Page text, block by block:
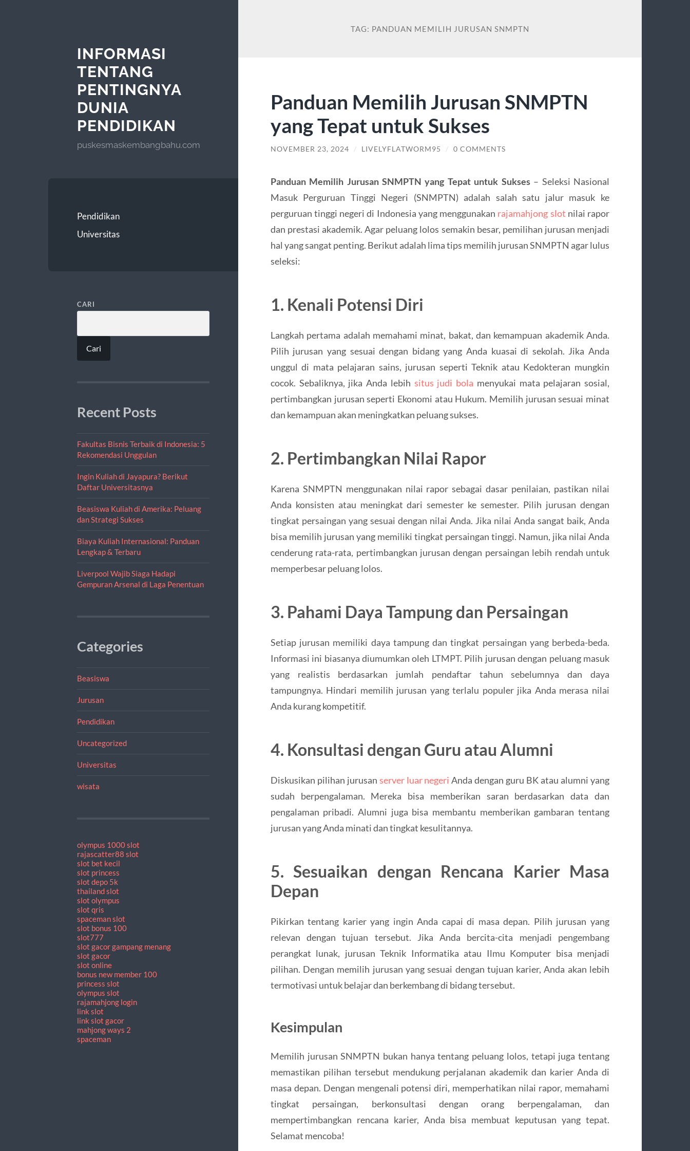
INFORMASI
TENTANG
PENTINGNYA
DUNIA
PENDIDIKAN
puskesmaskembangbahu.com
Pendidikan
Universitas
CARI
Cari
Recent Posts
Fakultas Bisnis Terbaik di Indonesia: 5
Rekomendasi Unggulan
Ingin Kuliah di Jayapura? Berikut
Daftar Universitasnya
Beasiswa Kuliah di Amerika: Peluang
dan Strategi Sukses
Biaya Kuliah Internasional: Panduan
Lengkap & Terbaru
Liverpool Wajib Siaga Hadapi
Gempuran Arsenal di Laga Penentuan
Categories
Beasiswa
Jurusan
Pendidikan
Uncategorized
Universitas
wisata
olympus 1000 slot
rajascatter88 slot
slot bet kecil
slot princess
slot depo 5k
thailand slot
slot olympus
slot qris
spaceman slot
slot bonus 100
slot777
slot gacor gampang menang
slot gacor
slot online
bonus new member 100
princess slot
olympus slot
rajamahjong login
link slot
link slot gacor
mahjong ways 2
spaceman
TAG: PANDUAN MEMILIH JURUSAN SNMPTN
Panduan Memilih Jurusan SNMPTN
yang Tepat untuk Sukses
NOVEMBER 23, 2024 / LIVELYFLATWORM95 / 0 COMMENTS
Panduan Memilih Jurusan SNMPTN yang Tepat untuk Sukses– Seleksi Nasional
Masuk Perguruan Tinggi Negeri (SNMPTN) adalah salah satu jalur masuk ke
perguruan tinggi negeri di Indonesia yang menggunakan rajamahjong slot nilai rapor
dan prestasi akademik. Agar peluang lolos semakin besar, pemilihan jurusan menjadi
hal yang sangat penting. Berikut adalah lima tips memilih jurusan SNMPTN agar lulus
seleksi:
1. Kenali Potensi Diri
Langkah pertama adalah memahami minat, bakat, dan kemampuan akademik Anda.
Pilih jurusan yang sesuai dengan bidang yang Anda kuasai di sekolah. Jika Anda
unggul di mata pelajaran sains, jurusan seperti Teknik atau Kedokteran mungkin
cocok. Sebaliknya, jika Anda lebih situs judi bola menyukai mata pelajaran sosial,
pertimbangkan jurusan seperti Ekonomi atau Hukum. Memilih jurusan sesuai minat
dan kemampuan akan meningkatkan peluang sukses.
2. Pertimbangkan Nilai Rapor
Karena SNMPTN menggunakan nilai rapor sebagai dasar penilaian, pastikan nilai
Anda konsisten atau meningkat dari semester ke semester. Pilih jurusan dengan
tingkat persaingan yang sesuai dengan nilai Anda. Jika nilai Anda sangat baik, Anda
bisa memilih jurusan yang memiliki tingkat persaingan tinggi. Namun, jika nilai Anda
cenderung rata-rata, pertimbangkan jurusan dengan persaingan lebih rendah untuk
memperbesar peluang lolos.
3. Pahami Daya Tampung dan Persaingan
Setiap jurusan memiliki daya tampung dan tingkat persaingan yang berbeda-beda.
Informasi ini biasanya diumumkan oleh LTMPT. Pilih jurusan dengan peluang masuk
yang realistis berdasarkan jumlah pendaftar tahun sebelumnya dan daya
tampungnya. Hindari memilih jurusan yang terlalu populer jika Anda merasa nilai
Anda kurang kompetitif.
4. Konsultasi dengan Guru atau Alumni
Diskusikan pilihan jurusan server luar negeri Anda dengan guru BK atau alumni yang
sudah berpengalaman. Mereka bisa memberikan saran berdasarkan data dan
pengalaman pribadi. Alumni juga bisa membantu memberikan gambaran tentang
jurusan yang Anda minati dan tingkat kesulitannya.
5.Sesuaikan dengan Rencana Karier Masa
Depan
Pikirkan tentang karier yang ingin Anda capai di masa depan. Pilih jurusan yang
relevan dengan tujuan tersebut. Jika Anda bercita-cita menjadi pengembang
perangkat lunak, jurusan Teknik Informatika atau Ilmu Komputer bisa menjadi
pilihan. Dengan memilih jurusan yang sesuai dengan tujuan karier, Anda akan lebih
termotivasi untuk belajar dan berkembang di bidang tersebut.
Kesimpulan
Memilih jurusan SNMPTN bukan hanya tentang peluang lolos, tetapi juga tentang
memastikan pilihan tersebut mendukung perjalanan akademik dan karier Anda di
masa depan. Dengan mengenali potensi diri, memperhatikan nilai rapor, memahami
tingkat persaingan, berkonsultasi dengan orang berpengalaman, dan
mempertimbangkan rencana karier, Anda bisa membuat keputusan yang tepat.
Selamat mencoba!